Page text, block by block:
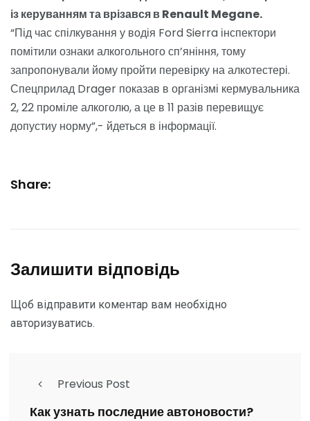
із керуванням та врізався в Renault Megane.
“Під час спілкування у водія Ford Sierra інспектори
помітили ознаки алкогольного сп’яніння, тому
запропонували йому пройти перевірку на алкотестері.
Спецприлад Drager показав в організмі кермувальника
2, 22 проміле алкоголю, а це в 11 разів перевищує
допустиу норму”,- йдеться в інформації.
Share:
Залишити відповідь
Щоб відправити коментар вам необхідно
авторизуватись.
Previous Post
Как узнать последние автоновости?